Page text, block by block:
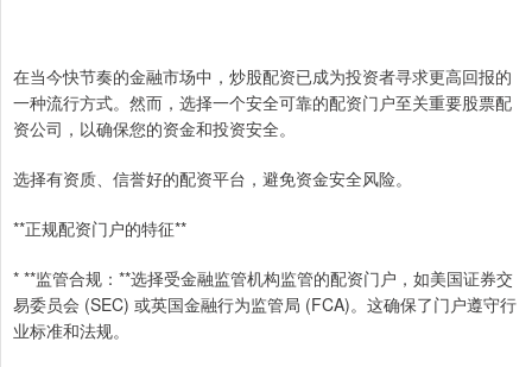
在当今快节奏的金融市场中，炒股配资已成为投资者寻求更高回报的
一种流行方式。然而，选择一个安全可靠的配资门户至关重要股票配
资公司，以确保您的资金和投资安全。
选择有资质、信誉好的配资平台，避免资金安全风险。
**正规配资门户的特征**
* **监管合规：**选择受金融监管机构监管的配资门户，如美国证券交
易委员会 (SEC) 或英国金融行为监管局 (FCA)。这确保了门户遵守行
业标准和法规。